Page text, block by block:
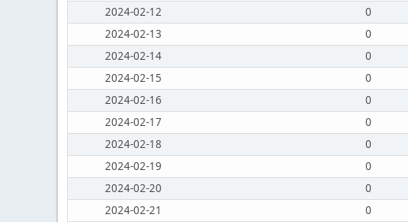
2024-02-12
0
2024-02-13
0
2024-02-14
0
2024-02-15
0
2024-02-16
0
2024-02-17
0
2024-02-18
0
2024-02-19
0
2024-02-20
0
2024-02-21
0